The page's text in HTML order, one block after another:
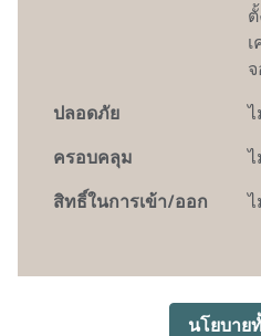
ปลอดภัย
ครอบคลุม
สิทธิ์ในการเข้า/ออก
นโยบาย